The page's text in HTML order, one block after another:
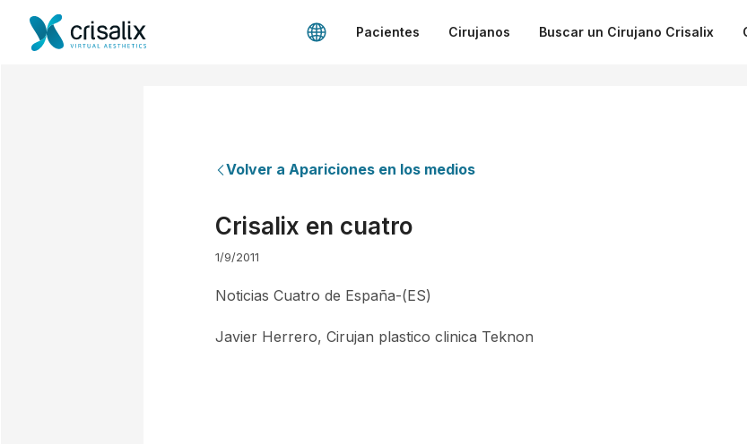
Pacientes Cirujanos Buscar un Cirujano Crisalix
Volver a Apariciones en los medios
Crisalix en cuatro
1/9/2011
Noticias Cuatro de España-(ES)
Javier Herrero, Cirujan plastico clinica Teknon